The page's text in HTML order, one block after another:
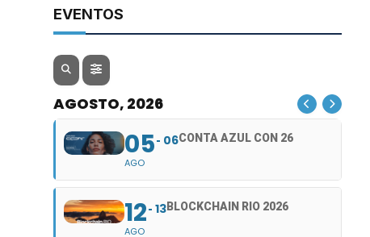
EVENTOS
AGOSTO, 2026
05
AGO
06CONTA AZUL CON 26
12
AGO
13BLOCKCHAIN RIO 2026